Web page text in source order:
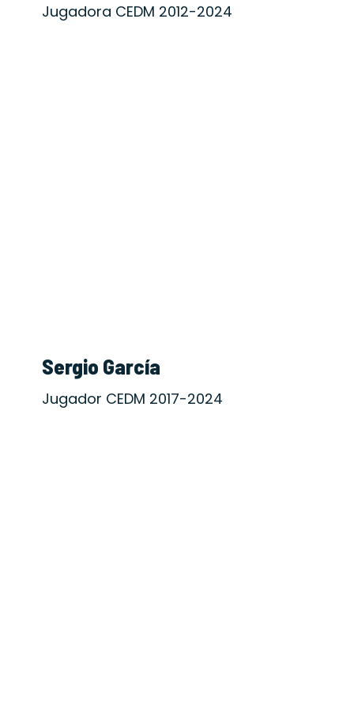
Jugadora CEDM 2012-2024
Sergio García
Jugador CEDM 2017-2024